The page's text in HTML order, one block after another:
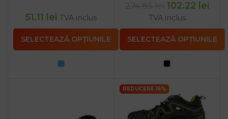
51.11 lei TVA inclus
SELECTEAZĂ OPȚIUNILE
102.22 lei
TVA inclus
SELECTEAZĂ OPȚIUNILE
REDUCERE 16%